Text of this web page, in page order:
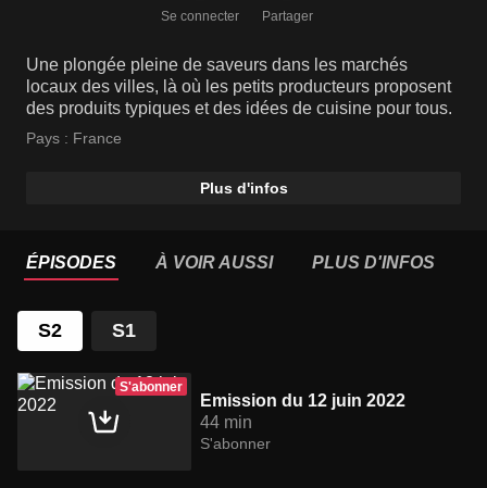
Se connecter Partager
Une plongée pleine de saveurs dans les marchés
locaux des villes, là où les petits producteurs proposent
des produits typiques et des idées de cuisine pour tous.
Pays : France
Plus d'infos
ÉPISODES À VOIR AUSSI PLUS D'INFOS
S2 S1
S'abonner
Emission du 12 juin 2022
44 min
S'abonner